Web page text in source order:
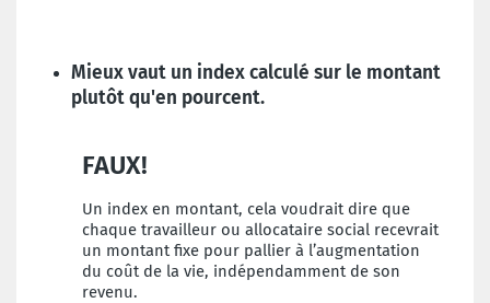
Mieux vaut un index calculé sur le montant
plutôt qu'en pourcent.
FAUX!
Un index en montant, cela voudrait dire que
chaque travailleur ou allocataire social recevrait
un montant fixe pour pallier à l’augmentation
du coût de la vie, indépendamment de son
revenu.